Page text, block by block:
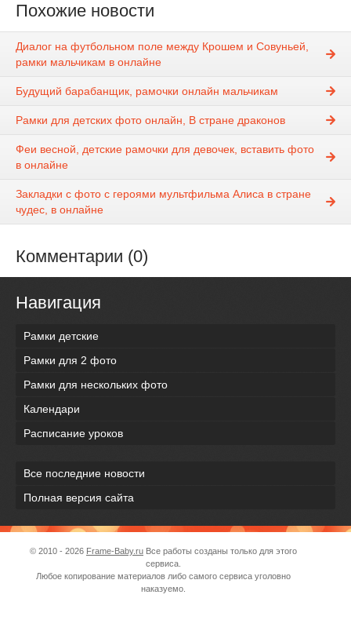
Похожие новости
Диалог на футбольном поле между Крошем и Совуньей,
рамки мальчикам в онлайне
Будущий барабанщик, рамочки онлайн мальчикам
Рамки для детских фото онлайн, В стране драконов
Феи весной, детские рамочки для девочек, вставить фото
в онлайне
Закладки с фото с героями мультфильма Алиса в стране
чудес, в онлайне
Комментарии (0)
Навигация
Рамки детские
Рамки для 2 фото
Рамки для нескольких фото
Календари
Расписание уроков
Все последние новости
Полная версия сайта
© 2010 - 2026 Frame-Baby.ru Все работы созданы только для этого
сервиса.
Любое копирование материалов либо самого сервиса уголовно
наказуемо.